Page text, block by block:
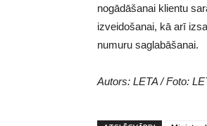
nogādāšanai klientu
izveidošanai, kā arī
numuru saglabāšanai.
Autors: LETA / Foto: